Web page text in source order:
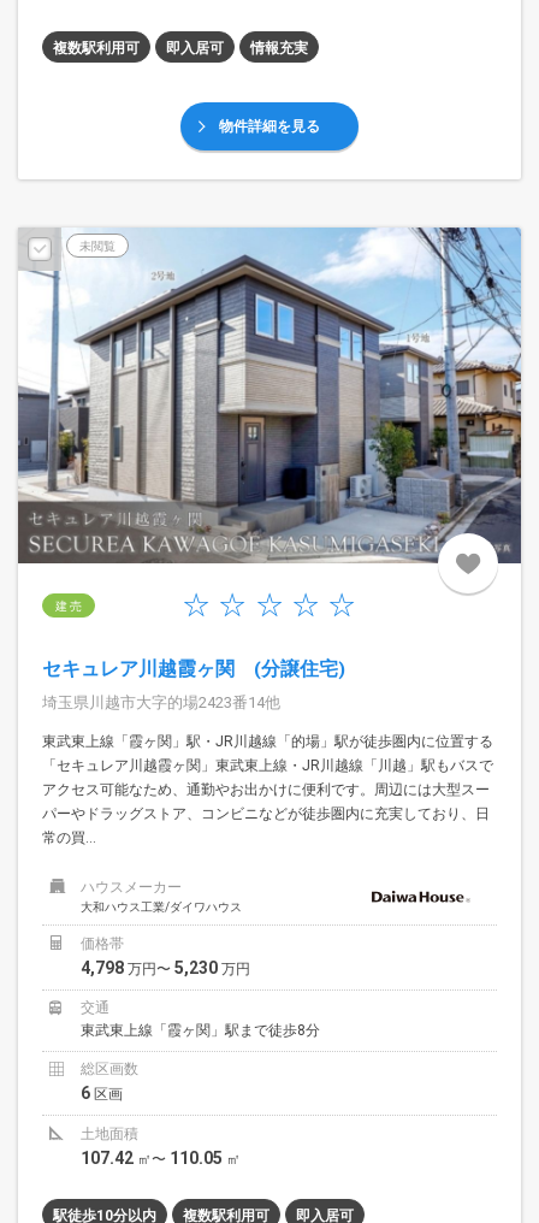
複数駅利用可 即入居可 情報充実
物件詳細を見る
未閲覧
建 売
セキュレア川越霞ヶ関 (分譲住宅)
埼玉県川越市大字的場2423番14他
東武東上線「霞ヶ関」駅・JR川越線「的場」駅が徒歩圏内に位置する
「セキュレア川越霞ヶ関」東武東上線・JR川越線「川越」駅もバスで
アクセス可能なため、通勤やお出かけに便利です。周辺には大型スー
パーやドラッグストア、コンビニなどが徒歩圏内に充実しており、日
常の買...
ハウスメーカー
大和ハウス工業/ダイワハウス
価格帯
4,798 万円〜 5,230 万円
交通
東武東上線「霞ヶ関」駅まで徒歩8分
総区画数
6 区画
土地面積
107.42 ㎡〜 110.05 ㎡
駅徒歩10分以内 複数駅利用可 即入居可